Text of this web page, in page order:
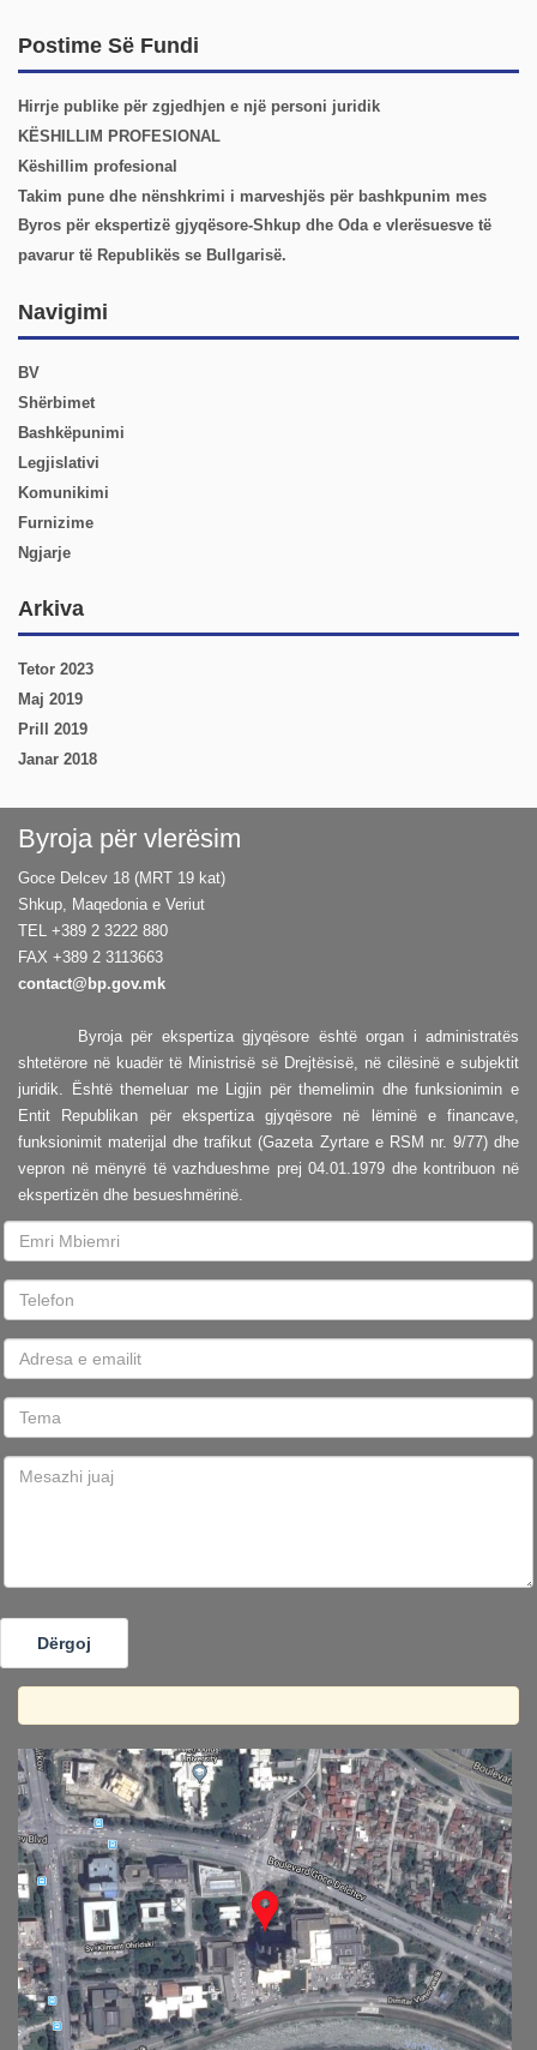
Postime Së Fundi
Hirrje publike për zgjedhjen e një personi juridik
KËSHILLIM PROFESIONAL
Këshillim profesional
Takim pune dhe nënshkrimi i marveshjës për bashkpunim mes
Byros për ekspertizë gjyqësore-Shkup dhe Oda e vlerësuesve të
pavarur të Republikës se Bullgarisë.
Navigimi
BV
Shërbimet
Bashkëpunimi
Legjislativi
Komunikimi
Furnizime
Ngjarje
Arkiva
Tetor 2023
Maj 2019
Prill 2019
Janar 2018
Byroja për vlerësim
Goce Delcev 18 (MRT 19 kat)
Shkup, Maqedonia e Veriut
TEL +389 2 3222 880
FAX +389 2 3113663
contact@bp.gov.mk
Byroja për ekspertiza gjyqësore është organ i administratës
shtetërore në kuadër të Ministrisë së Drejtësisë, në cilësinë e subjektit
juridik. Është themeluar me Ligjin për themelimin dhe funksionimin e
Entit Republikan për ekspertiza gjyqësore në lëminë e financave,
funksionimit materijal dhe trafikut (Gazeta Zyrtare e RSM nr. 9/77) dhe
vepron në mënyrë të vazhdueshme prej 04.01.1979 dhe kontribuon në
ekspertizën dhe besueshmërinë.